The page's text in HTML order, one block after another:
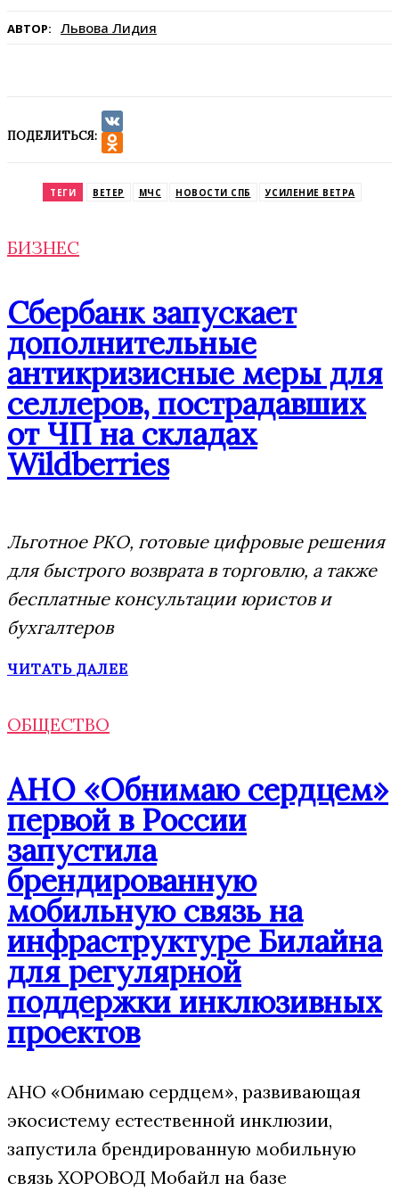
АВТОР: Львова Лидия
ПОДЕЛИТЬСЯ:
VK
ТЕГИ ВЕТЕР МЧС НОВОСТИ СПБ УСИЛЕНИЕ ВЕТРА
БИЗНЕС
Сбербанк запускает
дополнительные
антикризисные меры для
селлеров, пострадавших
от ЧП на складах
Wildberries
Льготное РКО, готовые цифровые решения
для быстрого возврата в торговлю, а также
бесплатные консультации юристов и
бухгалтеров
ЧИТАТЬ ДАЛЕЕ
ОБЩЕСТВО
АНО «Обнимаю сердцем»
первой в России
запустила
брендированную
мобильную связь на
инфраструктуре Билайна
для регулярной
поддержки инклюзивных
проектов
АНО «Обнимаю сердцем», развивающая
экосистему естественной инклюзии,
запустила брендированную мобильную
связь ХОРОВОД Мобайл на базе